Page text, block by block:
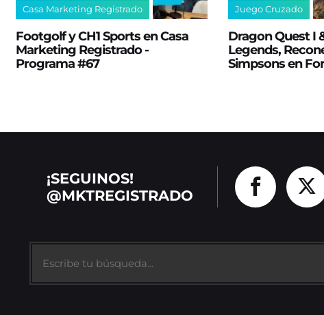
Casa Marketing Registrado
Footgolf y CH1 Sports en Casa
Marketing Registrado -
Programa #67
Juego Cruzado
Dragon Quest I
Legends,
Simpsons en
¡SEGUINOS!
@MKTREGISTRADO